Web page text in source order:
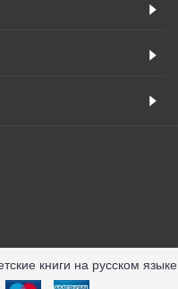
книги на русском языке